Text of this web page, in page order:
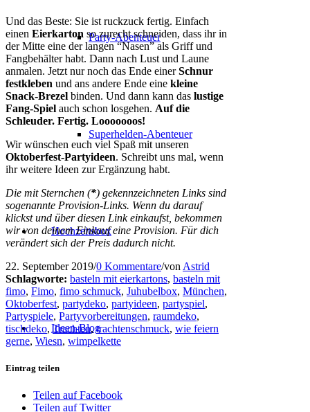
Party-Abenteuer
Superhelden-Abenteuer
Hochzeitsbox
Ideen-Blog
Und das Beste: Sie ist ruckzuck fertig. Einfach
einen Eierkarton so zurecht schneiden, dass ihr in
der Mitte eine der langen “Nasen” als Griff und
Fangbehälter habt. Dann nach Lust und Laune
anmalen. Jetzt nur noch das Ende einerSchnur
festkleben und ans andere Ende eine kleine
Snack-Brezel binden. Und dann kann das lustige
Fang-Spiel auch schon losgehen. Auf die
Schleuder. Fertig. Looooooos!
Wir wünschen euch viel Spaß mit unseren
Oktoberfest-Partyideen. Schreibt uns mal, wenn
ihr weitere Ideen zur Ergänzung habt.
Die mit Sternchen (*) gekennzeichneten Links sind
sogenannte Provision-Links. Wenn du darauf
klickst und über diesen Link einkaufst, bekommen
wir von deinem Einkauf eine Provision. Für dich
verändert sich der Preis dadurch nicht.
22. September 2019/0 Kommentare/von Astrid
Schlagworte: basteln mit eierkartons, basteln mit
fimo, Fimo, fimo schmuck, Juhubelbox, München,
Oktoberfest, partydeko, partyideen, partyspiel,
Partyspiele, Partyvorbereitungen, raumdeko,
tischdeko,Trachten,trachtenschmuck, wie feiern
gerne, Wiesn, wimpelkette
Eintrag teilen
Teilen auf Facebook
Teilen auf Twitter